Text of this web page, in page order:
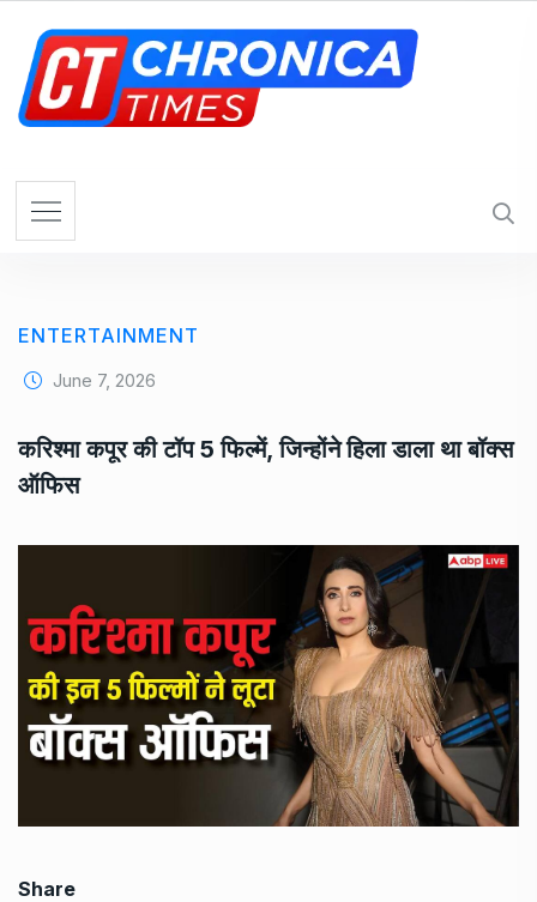
ENTERTAINMENT
June 7, 2026
करिश्मा कपूर की टॉप 5 फिल्में, जिन्होंने हिला डाला था बॉक्स
ऑफिस
Share